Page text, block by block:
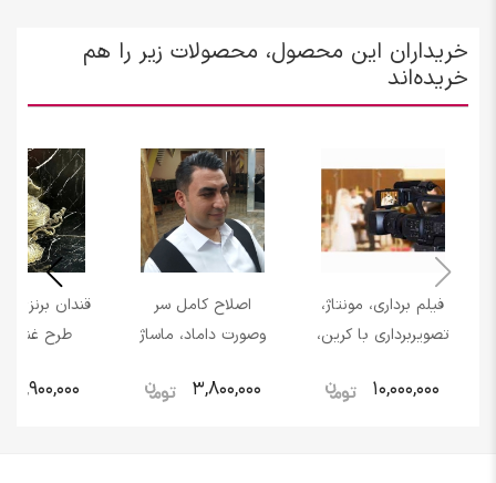
خریداران این محصول، محصولات زیر را هم
خریده‌اند
فیلم برداری، مونتاژ،
تصویربرداری با کرین،
رونین
10,000,000
اصلاح کامل سر
وصورت داماد، ماساژ
آب گرم
3,800,000
قندان برنزی
طرح غنچه
5,900,000